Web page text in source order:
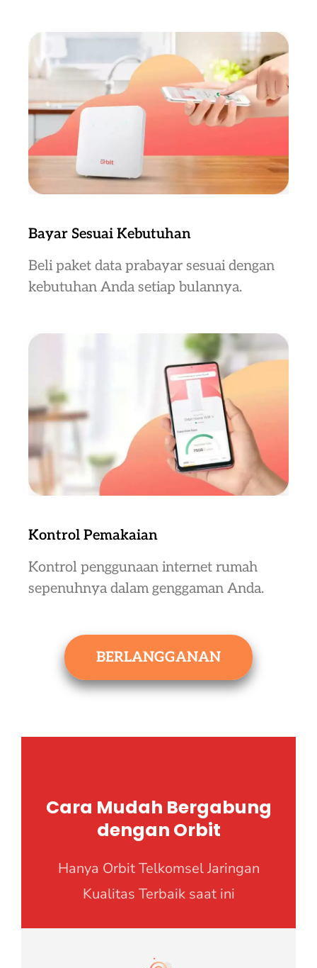
Bayar Sesuai Kebutuhan
Beli paket data prabayar sesuai dengan
kebutuhan Anda setiap bulannya.
Kontrol Pemakaian
Kontrol penggunaan internet rumah
sepenuhnya dalam genggaman Anda.
BERLANGGANAN
Cara Mudah Bergabung
dengan Orbit
Hanya Orbit Telkomsel Jaringan
Kualitas Terbaik saat ini